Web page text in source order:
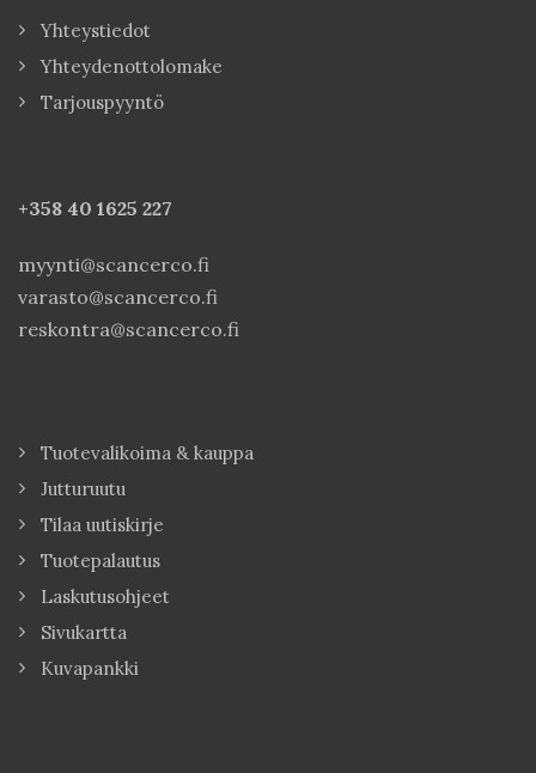
Yhteystiedot
Yhteydenottolomake
Tarjouspyyntö
+358 40 1625 227
myynti@scancerco.fi
varasto@scancerco.fi
reskontra@scancerco.fi
Tuotevalikoima & kauppa
Jutturuutu
Tilaa uutiskirje
Tuotepalautus
Laskutusohjeet
Sivukartta
Kuvapankki